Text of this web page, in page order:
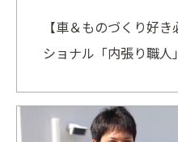
【車＆ものづくり好
ショナル「内張り職人